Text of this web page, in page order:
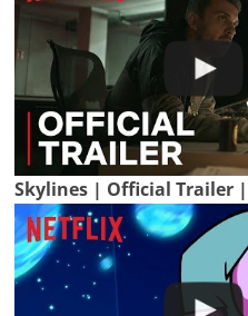
Skylines | Official Trailer